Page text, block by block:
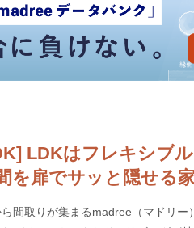
LDKはフレキシブ
を扉でサッと隠せる
間取りが集まるmadree（マドリー